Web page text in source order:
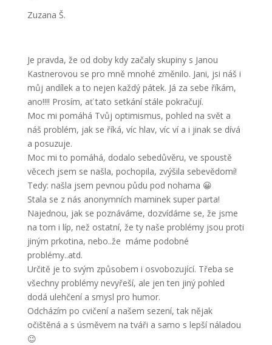
Zuzana Š.
Je pravda, že od doby kdy začaly skupiny s Janou
Kastnerovou se pro mně mnohé změnilo. Jani, jsi náš i
můj andílek a to nejen každý pátek. Já za sebe říkám,
ano!!!! Prosím, ať tato setkání stále pokračují.
Moc mi pomáhá Tvůj optimismus, pohled na svět a
náš problém, jak se říká, víc hlav, víc ví a i jinak se dívá
a posuzuje.
Moc mi to pomáhá, dodalo sebedůvěru, ve spoustě
věcech jsem se našla, pochopila, zvýšila sebevědomí!
Tedy: našla jsem pevnou půdu pod nohama 😀
Stala se z nás anonymních maminek super parta!
Najednou, jak se poznáváme, dozvídáme se, že jsme
na tom i líp, než ostatní, že ty naše problémy jsou proti
jiným prkotina, nebo..že máme podobné
problémy..atd.
Určitě je to svým způsobem i osvobozující. Třeba se
všechny problémy nevyřeší, ale jen ten jiný pohled
dodá ulehčení a smysl pro humor.
Odcházím po cvičení a našem sezení, tak nějak
očištěná a s úsměvem na tváři a samo s lepší náladou
😉